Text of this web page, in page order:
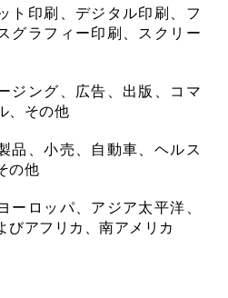
ト印刷、デジタル印刷、フ
グラフィー印刷、スクリー
ジング、広告、出版、コマ
、その他
品、小売、自動車、ヘルス
の他
ーロッパ、アジア太平洋、
びアフリカ、南アメリカ